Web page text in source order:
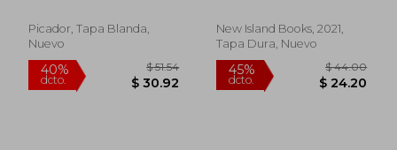
45%
dcto. $ 23.44
40%
dcto.
Picador, Tapa Blanda,
Nuevo
New Island Books, 2021,
Tapa Dura, Nuevo